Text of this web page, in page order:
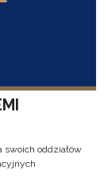
oddziałów